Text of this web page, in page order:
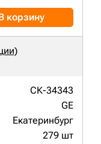
корзину
СК-34343
GE
Екатеринбург
279 шт